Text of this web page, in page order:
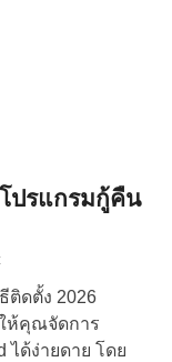
ปรแกรมกู้คืน
ติดตั้ง 2026
ห้คุณจัดการ
ด้ง่ายดาย โดย